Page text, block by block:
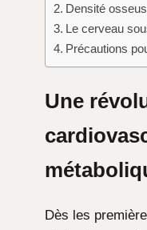
Densité
Le cerveau
Précautions
Une
Dès les